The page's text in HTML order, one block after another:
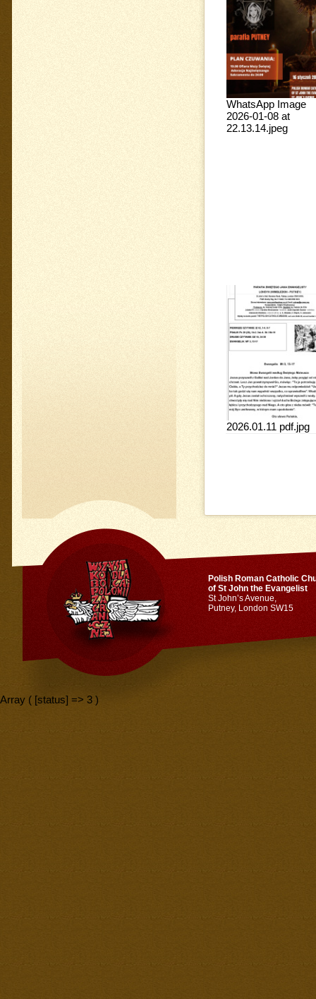
WhatsApp Image
2026-01-08 at
22.13.14.jpeg
2026.01.11 pdf.jpg
Polish Roman Catholic
of St John the Evangelist
St John’s Avenue,
Putney, London SW15
Array ( [status] => 3 )